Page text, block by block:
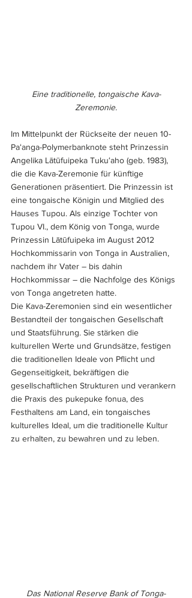
Eine traditionelle, tongaische Kava-
Zeremonie.
Im Mittelpunkt der Rückseite der neuen 10-
Paʻanga-Polymerbanknote steht Prinzessin
Angelika Lātūfuipeka Tukuʻaho (geb. 1983),
die die Kava-Zeremonie für künftige
Generationen präsentiert. Die Prinzessin ist
eine tongaische Königin und Mitglied des
Hauses Tupou. Als einzige Tochter von
Tupou VI., dem König von Tonga, wurde
Prinzessin Lātūfuipeka im August 2012
Hochkommissarin von Tonga in Australien,
nachdem ihr Vater – bis dahin
Hochkommissar – die Nachfolge des Königs
von Tonga angetreten hatte.
Die Kava-Zeremonien sind ein wesentlicher
Bestandteil der tongaischen Gesellschaft
und Staatsführung. Sie stärken die
kulturellen Werte und Grundsätze, festigen
die traditionellen Ideale von Pflicht und
Gegenseitigkeit, bekräftigen die
gesellschaftlichen Strukturen und verankern
die Praxis des pukepuke fonua, des
Festhaltens am Land, ein tongaisches
kulturelles Ideal, um die traditionelle Kultur
zu erhalten, zu bewahren und zu leben.
Das National Reserve Bank of Tonga-